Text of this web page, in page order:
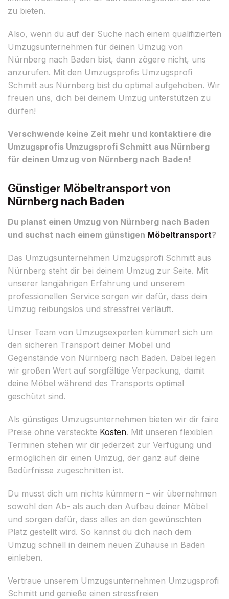
zu bieten.
Also, wenn du auf der Suche nach einem qualifizierten
Umzugsunternehmen für deinen Umzug von
Nürnberg nach Baden bist, dann zögere nicht, uns
anzurufen. Mit den Umzugsprofis Umzugsprofi
Schmitt aus Nürnberg bist du optimal aufgehoben. Wir
freuen uns, dich bei deinem Umzug unterstützen zu
dürfen!
Verschwende keine Zeit mehr und kontaktiere die
Umzugsprofis Umzugsprofi Schmitt aus Nürnberg
für deinen Umzug von Nürnberg nach Baden!
Günstiger Möbeltransport von
Nürnberg nach Baden
Du planst einen Umzug von Nürnberg nach Baden
und suchst nach einem günstigen Möbeltransport?
Das Umzugsunternehmen Umzugsprofi Schmitt aus
Nürnberg steht dir bei deinem Umzug zur Seite. Mit
unserer langjährigen Erfahrung und unserem
professionellen Service sorgen wir dafür, dass dein
Umzug reibungslos und stressfrei verläuft.
Unser Team von Umzugsexperten kümmert sich um
den sicheren Transport deiner Möbel und
Gegenstände von Nürnberg nach Baden. Dabei legen
wir großen Wert auf sorgfältige Verpackung, damit
deine Möbel während des Transports optimal
geschützt sind.
Als günstiges Umzugsunternehmen bieten wir dir faire
Preise ohne versteckte Kosten. Mit unseren flexiblen
Terminen stehen wir dir jederzeit zur Verfügung und
ermöglichen dir einen Umzug, der ganz auf deine
Bedürfnisse zugeschnitten ist.
Du musst dich um nichts kümmern – wir übernehmen
sowohl den Ab- als auch den Aufbau deiner Möbel
und sorgen dafür, dass alles an den gewünschten
Platz gestellt wird. So kannst du dich nach dem
Umzug schnell in deinem neuen Zuhause in Baden
einleben.
Vertraue unserem Umzugsunternehmen Umzugsprofi
Schmitt und genieße einen stressfreien